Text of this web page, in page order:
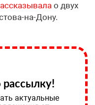
о двух
на-Дону.
актуальные